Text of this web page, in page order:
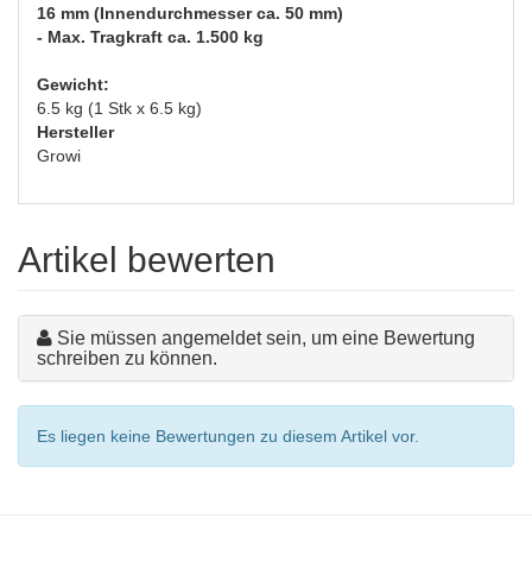
16 mm (Innendurchmesser ca. 50 mm)
- Max. Tragkraft ca. 1.500 kg
Gewicht:
6.5 kg (1 Stk x 6.5 kg)
Hersteller
Growi
Artikel bewerten
Sie müssen angemeldet sein, um eine Bewertung
schreiben zu können.
Es liegen keine Bewertungen zu diesem Artikel vor.